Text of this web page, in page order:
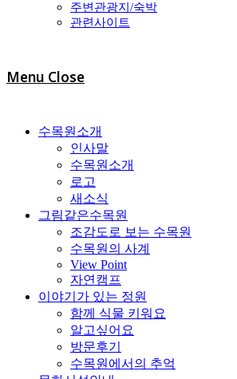
주변관광지/숙박
관련사이트
Menu Close
수목원소개
인사말
수목원소개
로고
새소식
그림같은수목원
조감도로 보는 수목원
수목원의 사계
View Point
자연캠프
이야기가 있는 정원
함께 식물 키워요
알고싶어요
방문후기
수목원에서의 추억